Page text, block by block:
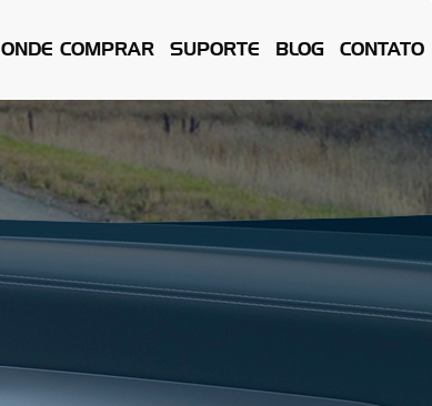
ONDE COMPRAR SUPORTE BLOG CONTATO